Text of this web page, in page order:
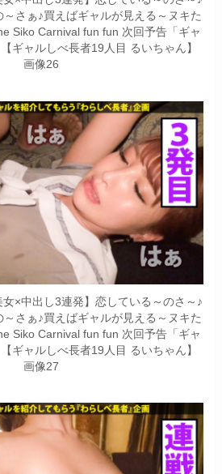
さぁ♪買えばギャルが見える～ヌキた
Siko Carnival fun fun 次回予告「ギャ
ギャルしべ長者19人目 るいちゃん】
画像26
女×中出し3連発】恋している～のさ～♪
さぁ♪買えばギャルが見える～ヌキた
Siko Carnival fun fun 次回予告「ギャ
ギャルしべ長者19人目 るいちゃん】
画像27